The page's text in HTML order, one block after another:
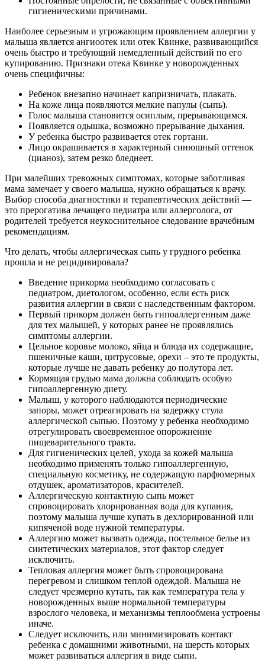
гигиеническими причинами.
Наиболее серьезным и угрожающим проявлением аллергии у
малыша является ангиоотек или отек Квинке, развивающийся
очень быстро и требующий немедленный действий по его
купированию. Признаки отека Квинке у новорожденных
очень специфичны:
Ребенок внезапно начинает капризничать, плакать.
На коже лица появляются мелкие папулы (сыпь).
Голос малыша становится осиплым, прерывающимся.
Появляется одышка, возможно прерывание дыхания.
У ребенка быстро развивается отек гортани.
Лицо окрашивается в характерный синюшный оттенок
(цианоз), затем резко бледнеет.
При малейших тревожных симптомах, которые заботливая
мама замечает у своего малыша, нужно обращаться к врачу.
Выбор способа диагностики и терапевтических действий —
это прерогатива лечащего педиатра или аллерголога, от
родителей требуется неукоснительное следование врачебным
рекомендациям.
Что делать, чтобы аллергическая сыпь у грудного ребенка
прошла и не рецидивировала?
Введение прикорма необходимо согласовать с
педиатром, диетологом, особенно, если есть риск
развития аллергии в связи с наследственным фактором.
Первый прикорм должен быть гипоаллергенным даже
для тех малышей, у которых ранее не проявлялись
симптомы аллергии.
Цельное коровье молоко, яйца и блюда их содержащие,
пшеничные каши, цитрусовые, орехи – это те продукты,
которые лучше не давать ребенку до полутора лет.
Кормящая грудью мама должна соблюдать особую
гипоаллергенную диету.
Малыш, у которого наблюдаются периодические
запоры, может отреагировать на задержку стула
аллергической сыпью. Поэтому у ребенка необходимо
отрегулировать своевременное опорожнение
пищеварительного тракта.
Для гигиенических целей, ухода за кожей малыша
необходимо применять только гипоаллергенную,
специальную косметику, не содержащую парфюмерных
отдушек, ароматизаторов, красителей.
Аллергическую контактную сыпь может
спровоцировать хлорированная вода для купания,
поэтому малыша лучше купать в дехлорированной или
кипяченой воде нужной температуры.
Аллергию может вызвать одежда, постельное белье из
синтетических материалов, этот фактор следует
исключить.
Тепловая аллергия может быть спровоцирована
перегревом и слишком теплой одеждой. Малыша не
следует чрезмерно кутать, так как температура тела у
новорожденных выше нормальной температуры
взрослого человека, и механизмы теплообмена устроены
иначе.
Следует исключить, или минимизировать контакт
ребенка с домашними животными, на шерсть которых
может развиваться аллергия в виде сыпи.